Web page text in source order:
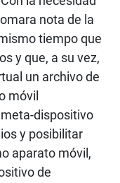
nota de la
tiempo que
y que, a su vez,
un archivo de
móvil
dispositivo
y posibilitar
aparato móvil,
de